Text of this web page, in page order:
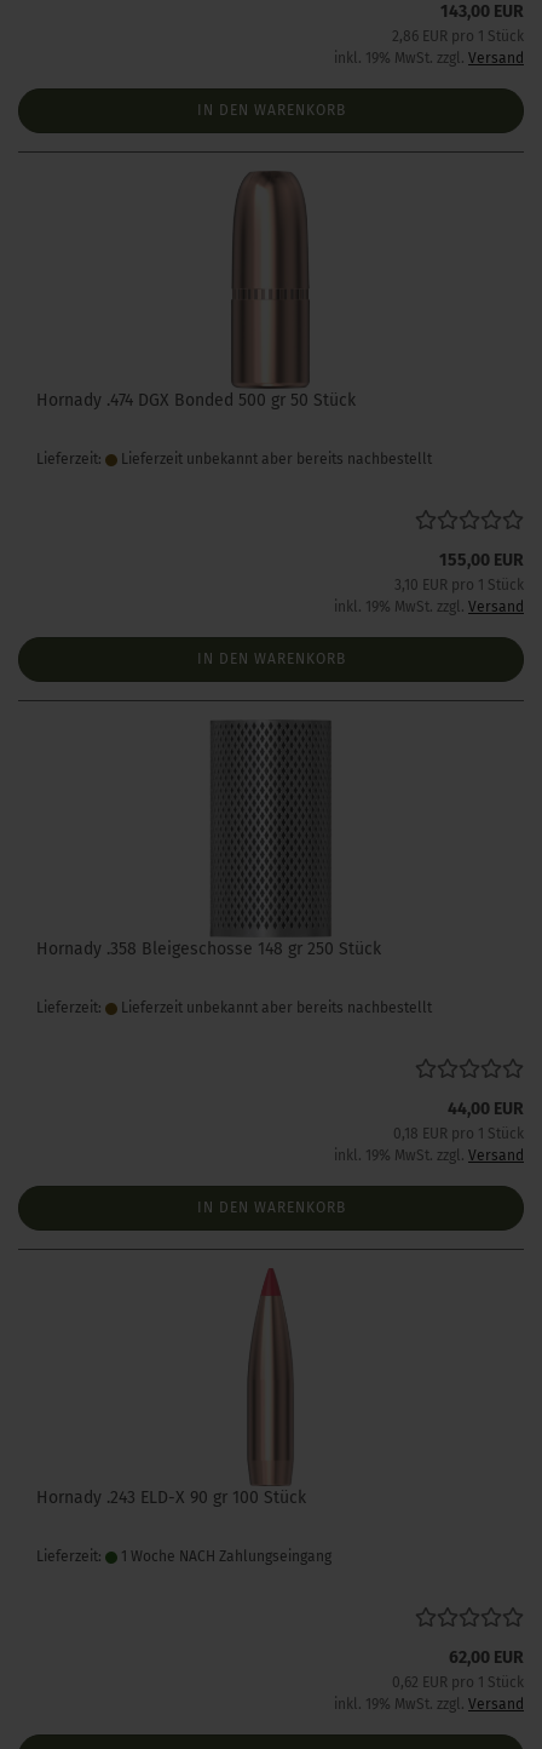
143,00 EUR
2,86 EUR pro 1 Stück
inkl. 19% MwSt. zzgl. Versand
IN DEN WARENKORB
Hornady .474 DGX Bonded 500 gr 50 Stück
Lieferzeit: Lieferzeit unbekannt aber bereits nachbestellt
155,00 EUR
3,10 EUR pro 1 Stück
inkl. 19% MwSt. zzgl. Versand
IN DEN WARENKORB
Hornady .358 Bleigeschosse 148 gr 250 Stück
Lieferzeit: Lieferzeit unbekannt aber bereits nachbestellt
44,00 EUR
0,18 EUR pro 1 Stück
inkl. 19% MwSt. zzgl. Versand
IN DEN WARENKORB
Hornady .243 ELD-X 90 gr 100 Stück
Lieferzeit: 1 Woche NACH Zahlungseingang
62,00 EUR
0,62 EUR pro 1 Stück
inkl. 19% MwSt. zzgl. Versand